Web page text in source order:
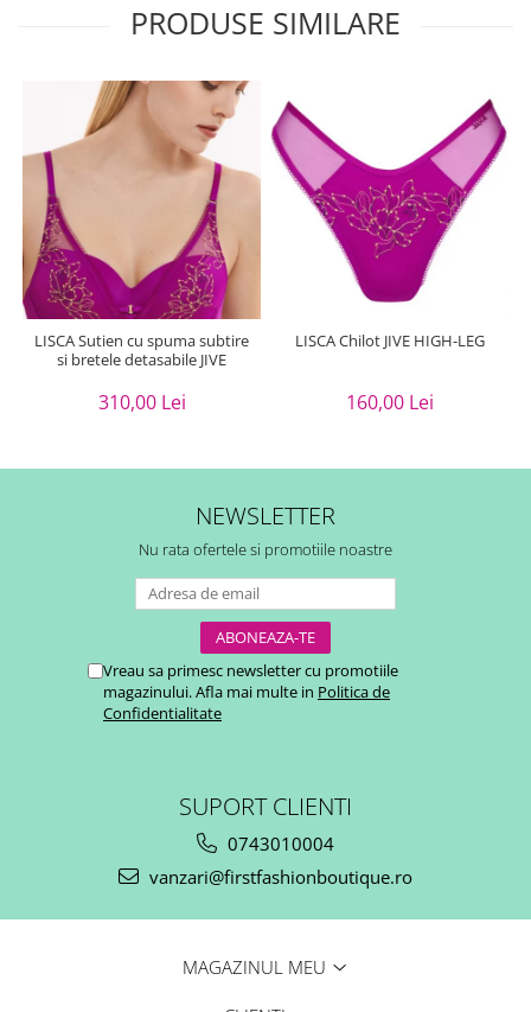
PRODUSE SIMILARE
LISCA Sutien cu spuma subtire
si bretele detasabile JIVE
310,00 Lei
LISCA Chilot JIVE HIGH-LEG
160,00 Lei
NEWSLETTER
Nu rata ofertele si promotiile noastre
Vreau sa primesc newsletter cu promotiile
magazinului. Afla mai multe in Politica de
Confidentialitate
SUPORT CLIENTI
0743010004
vanzari@firstfashionboutique.ro
MAGAZINUL MEU